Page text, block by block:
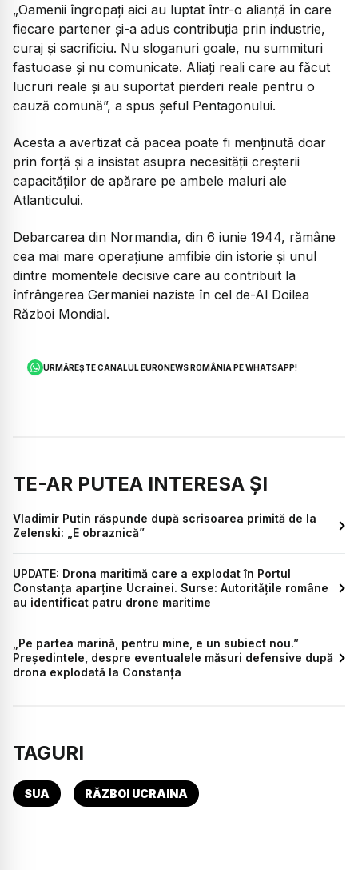
„Oamenii îngropați aici au luptat într-o alianță în care
fiecare partener și-a adus contribuția prin industrie,
curaj și sacrificiu. Nu sloganuri goale, nu summituri
fastuoase și nu comunicate. Aliați reali care au făcut
lucruri reale și au suportat pierderi reale pentru o
cauză comună”, a spus șeful Pentagonului.
Acesta a avertizat că pacea poate fi menținută doar
prin forță și a insistat asupra necesității creșterii
capacităților de apărare pe ambele maluri ale
Atlanticului.
Debarcarea din Normandia, din 6 iunie 1944, rămâne
cea mai mare operațiune amfibie din istorie și unul
dintre momentele decisive care au contribuit la
înfrângerea Germaniei naziste în cel de-Al Doilea
Război Mondial.
URMĂREȘTE CANALUL EURONEWS ROMÂNIA PE WHATSAPP!
TE-AR PUTEA INTERESA ȘI
Vladimir Putin răspunde după scrisoarea primită de la
Zelenski: „E obraznică”
UPDATE: Drona maritimă care a explodat în Portul
Constanța aparține Ucrainei. Surse: Autoritățile române
au identificat patru drone maritime
„Pe partea marină, pentru mine, e un subiect nou.”
Președintele, despre eventualele măsuri defensive după
drona explodată la Constanța
TAGURI
SUA RĂZBOI UCRAINA